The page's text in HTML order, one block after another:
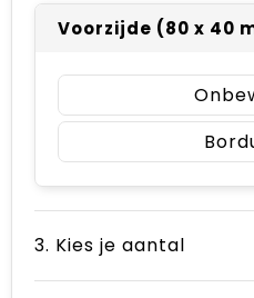
Voorzijde (80 x 40
3. Kies je aantal